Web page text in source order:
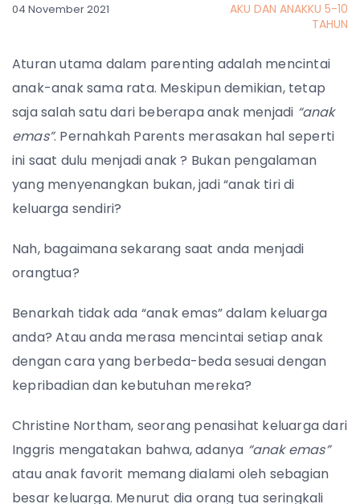
04 November 2021
AKU DAN ANAKKU 5-10
TAHUN
Aturan utama dalam parenting adalah mencintai
anak-anak sama rata. Meskipun demikian, tetap
saja salah satu dari beberapa anak menjadi “anak
emas”. Pernahkah Parents merasakan hal seperti
ini saat dulu menjadi anak ? Bukan pengalaman
yang menyenangkan bukan, jadi “anak tiri di
keluarga sendiri?
Nah, bagaimana sekarang saat anda menjadi
orangtua?
Benarkah tidak ada “anak emas” dalam keluarga
anda? Atau anda merasa mencintai setiap anak
dengan cara yang berbeda-beda sesuai dengan
kepribadian dan kebutuhan mereka?
Christine Northam, seorang penasihat keluarga dari
Inggris mengatakan bahwa, adanya “anak emas”
atau anak favorit memang dialami oleh sebagian
besar keluarga. Menurut dia orang tua seringkali